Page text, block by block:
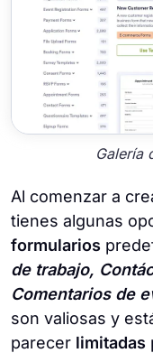
Galería
Al comenzar a
tienes algunas
formularios
de trabajo,
Comentarios de
son valiosas y
parecer limitadas